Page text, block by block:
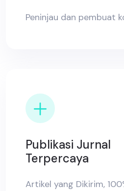
Peninjau dan pembuat
Publikasi Jurnal
Terpercaya
Artikel yang Dikirim,